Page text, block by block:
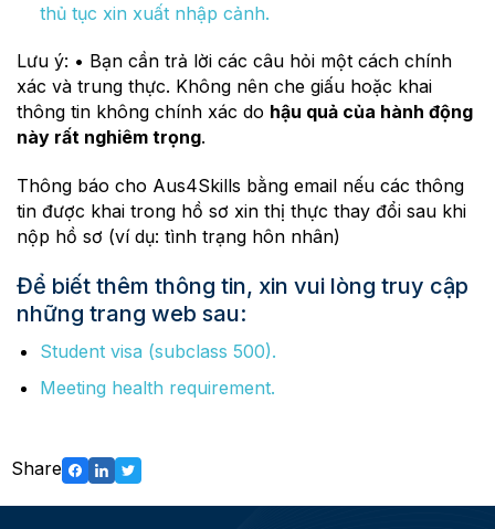
thủ tục xin xuất nhập cảnh.
Lưu ý: • Bạn cần trả lời các câu hỏi một cách chính
xác và trung thực. Không nên che giấu hoặc khai
thông tin không chính xác do hậu quả của hành động
này rất nghiêm trọng.
Thông báo cho Aus4Skills bằng email nếu các thông
tin được khai trong hồ sơ xin thị thực thay đổi sau khi
nộp hồ sơ (ví dụ: tình trạng hôn nhân)
Để biết thêm thông tin, xin vui lòng truy cập
những trang web sau:
Student visa (subclass 500).
Meeting health requirement.
Share